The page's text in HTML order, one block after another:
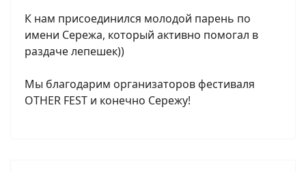
К нам присоединился молодой парень по
имени Сережа, который активно помогал в
раздаче лепешек))
Мы благодарим организаторов фестиваля
OTHER FEST и конечно Сережу!